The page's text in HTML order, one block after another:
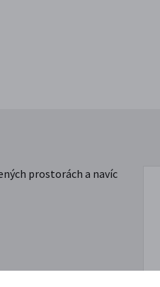
prostorách a navíc